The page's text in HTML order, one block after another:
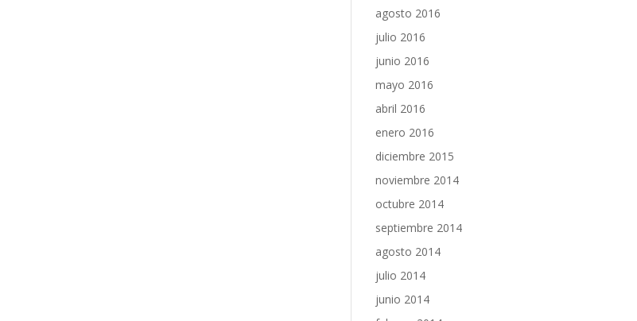
agosto 2016
julio 2016
junio 2016
mayo 2016
abril 2016
enero 2016
diciembre 2015
noviembre 2014
octubre 2014
septiembre 2014
agosto 2014
julio 2014
junio 2014